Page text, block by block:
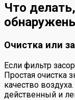
Что
Очистка или
Если фильтр
Простая очистка
качество
действенный и